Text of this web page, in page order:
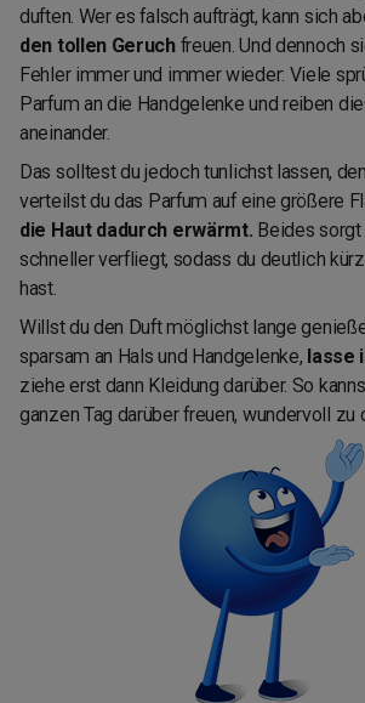
duften. Wer es falsch aufträgt, kann sich
den tollen Geruchfreuen. Und dennoch
Fehler immer und immer wieder: Viele
Parfum an die Handgelenke und reiben
aneinander.
Das solltest du jedoch tunlichst lassen,
verteilst du das Parfum auf eine größere
die Haut dadurch erwärmt. Beides sorgt
schneller verfliegt, sodass du deutlich
hast.
Willst du den Duft möglichst lange
sparsam an Hals und Handgelenke, lasse
ziehe erst dann Kleidung darüber. So
ganzen Tag darüber freuen, wundervoll zu